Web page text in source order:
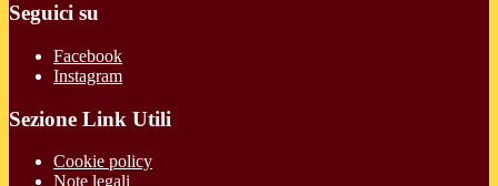
Seguici su
Facebook
Instagram
Sezione Link Utili
Cookie policy
Note legali